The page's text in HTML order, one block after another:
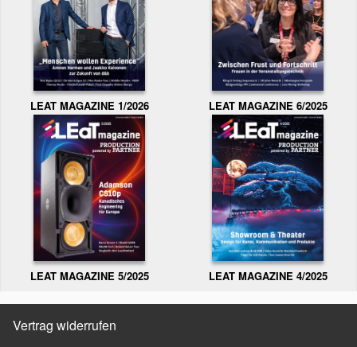
LEAT MAGAZINE 1/2026 LEAT MAGAZINE 6/2025
LEAT MAGAZINE 5/2025 LEAT MAGAZINE 4/2025
Vertrag widerrufen